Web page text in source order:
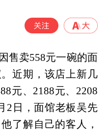
售卖558元一碗的面
近期，该店上新几
元、2188元、2208
2日，面馆老板吴先
了解自己的客人，